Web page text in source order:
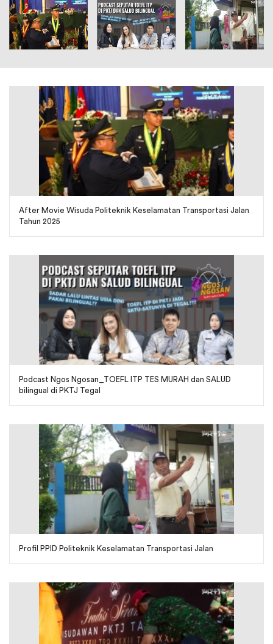
After Movie Wisuda Politeknik Keselamatan Transportasi Jalan
Tahun 2025
Podcast Ngos Ngosan_TOEFL ITP TES MURAH dan SALUD
bilingual di PKTJ Tegal
Profil PPID Politeknik Keselamatan Transportasi Jalan